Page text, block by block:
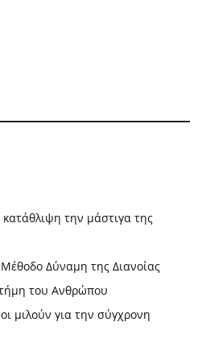
την μάστιγα της
Δύναμη της Διανοίας
του Ανθρώπου
μιλούν για την σύγχρονη